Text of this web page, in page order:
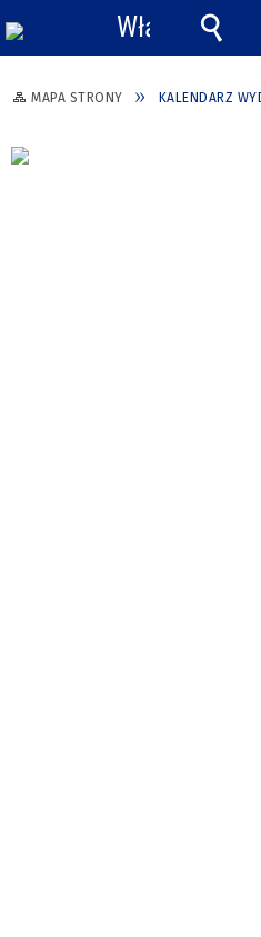
MAPA STRONY KALENDARZ
Włącz